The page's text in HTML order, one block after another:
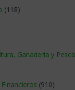
(118)
Ganaderia y Pesca
(910)